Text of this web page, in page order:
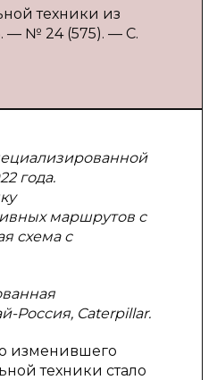
техники из
— № 24 (575). — С.
года.
маршрутов с
схема с
Россия, Caterpillar.
изменившего
техники стало